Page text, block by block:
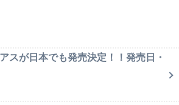
スが日本でも発売決定！！発売日・